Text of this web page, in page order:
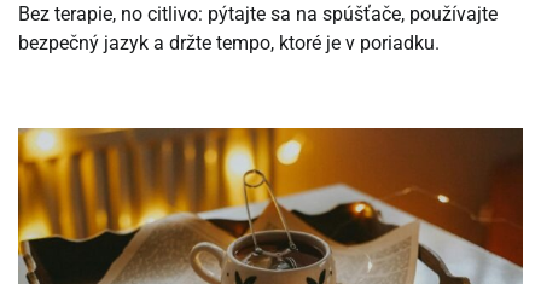
Bez terapie, no citlivo: pýtajte sa na spúšťače, používajte
bezpečný jazyk a držte tempo, ktoré je v poriadku.